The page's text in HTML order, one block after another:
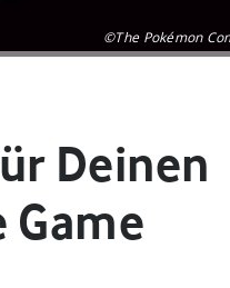
©The Pokémon
Deinen